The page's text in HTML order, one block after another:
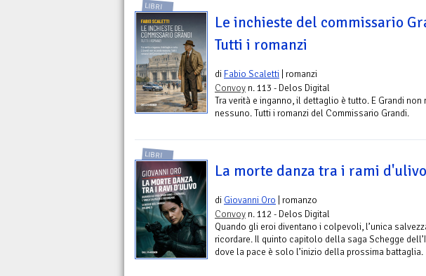
LIBRI
Le inchieste del commissario
Tutti i romanzi
di Fabio Scaletti | romanzi
Convoy n. 113 - Delos Digital
Tra verità e inganno, il dettaglio è tutto. E Grandi non
nessuno. Tutti i romanzi del Commissario Grandi.
LIBRI
La morte danza tra i rami d'ulivo
di Giovanni Oro | romanzo
Convoy n. 112 - Delos Digital
Quando gli eroi diventano i colpevoli, l’unica
ricordare. Il quinto capitolo della saga Schegge
dove la pace è solo l’inizio della prossima battaglia.